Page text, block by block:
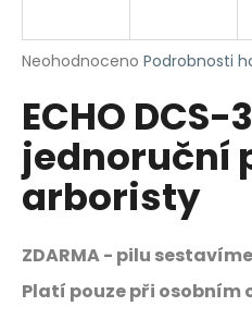
Průměrné
produktu
je
0,0
5
hvězdiček.
Neohodnoceno Podrobnosti
ECHO
jednoruční
arboristy
ZDARMA - pilu
Platí pouze při osobním
j
t
?
HLEDAT